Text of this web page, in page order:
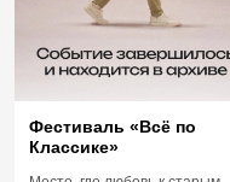
Фестиваль «Всё по
Классике»